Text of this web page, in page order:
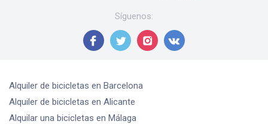
Síguenos:
Alquiler de bicicletas en Barcelona
Alquiler de bicicletas en Alicante
Alquilar una bicicletas en Málaga